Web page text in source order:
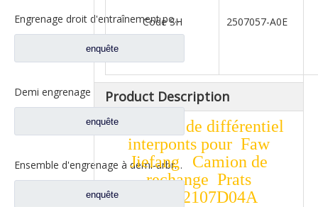
Engrenage droit d'entraînement pour pièces de camion Fuwa CD0406M0-2
enquête
Demi engrenage d'arbre d'essieu arrière pour pièces de rechange de camion Ford CE0402M0-9
enquête
Ensemble d'engrenage à demi-arbre arrière pour pièces de rechange de camion Ford CD0041A0-6
enquête
Code SH 2507057-A0E
Product Description
Ensemble de différentiel
interponts pour Faw
Jiefang Camion de
rechange Prats
W2502107D04A